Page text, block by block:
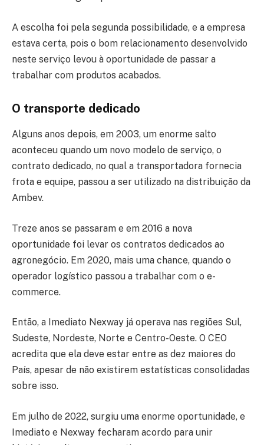
A escolha foi pela segunda possibilidade, e a empresa
estava certa, pois o bom relacionamento desenvolvido
neste serviço levou à oportunidade de passar a
trabalhar com produtos acabados.
O transporte dedicado
Alguns anos depois, em 2003, um enorme salto
aconteceu quando um novo modelo de serviço, o
contrato dedicado, no qual a transportadora fornecia
frota e equipe, passou a ser utilizado na distribuição da
Ambev.
Treze anos se passaram e em 2016 a nova
oportunidade foi levar os contratos dedicados ao
agronegócio. Em 2020, mais uma chance, quando o
operador logístico passou a trabalhar com o e-
commerce.
Então, a Imediato Nexway já operava nas regiões Sul,
Sudeste, Nordeste, Norte e Centro-Oeste. O CEO
acredita que ela deve estar entre as dez maiores do
País, apesar de não existirem estatísticas consolidadas
sobre isso.
Em julho de 2022, surgiu uma enorme oportunidade, e
Imediato e Nexway fecharam acordo para unir